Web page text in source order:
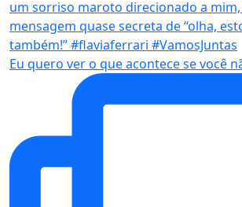
Eu quero ver o que acontece se você